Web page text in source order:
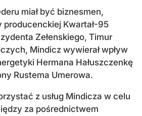
miał być biznesmen,
producenckiej Kwartał-95
Zełenskiego, Timur
Mindicz wywierał wpływ
Hermana Hałuszczenkę
Rustema Umerowa.
z usług Mindicza w celu
za pośrednictwem